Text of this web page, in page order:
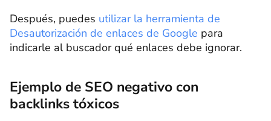
Después, puedes utilizar la herramienta de
Desautorización de enlaces de Google para
indicarle al buscador qué enlaces debe ignorar.
Ejemplo de SEO negativo con
backlinks tóxicos